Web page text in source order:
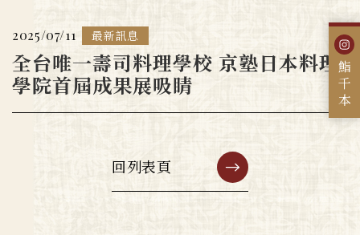
2025/07/11 最新訊息
全台唯一壽司料理學校 京塾日本料理
學院首屆成果展吸睛
回列表頁
鮨千本